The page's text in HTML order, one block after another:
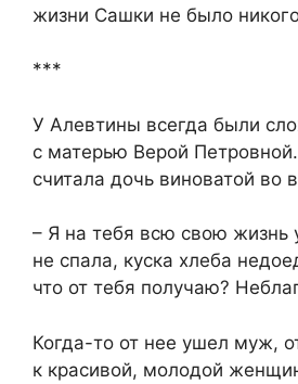
жизни Сашки не было
***
У Алевтины всегда были
с матерью Верой
считала дочь виноватой во
– Я на тебя всю свою жизнь
не спала, куска хлеба
что от тебя получаю?
Когда-то от нее ушел муж,
к красивой, молодой